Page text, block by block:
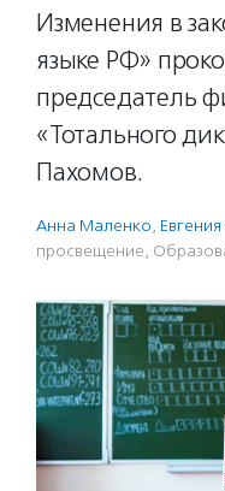
Изменения в
языке РФ»
председатель
«Тотального
Пахомов.
Анна Маленко,
просвещение,